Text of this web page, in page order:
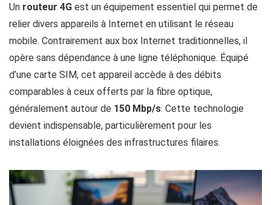
Un routeur 4G est un équipement essentiel qui permet de
relier divers appareils à Internet en utilisant le réseau
mobile. Contrairement aux box Internet traditionnelles, il
opère sans dépendance à une ligne téléphonique. Équipé
d’une carte SIM, cet appareil accède à des débits
comparables à ceux offerts par la fibre optique,
généralement autour de 150 Mbp/s. Cette technologie
devient indispensable, particulièrement pour les
installations éloignées des infrastructures filaires.